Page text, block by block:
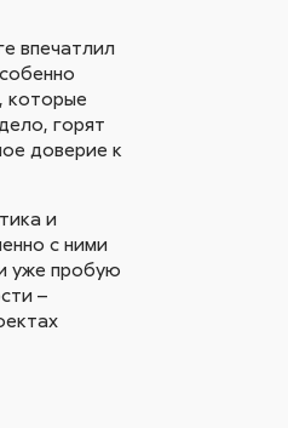
впечатлил
которые
горят
доверие к
и
с ними
уже пробую
–